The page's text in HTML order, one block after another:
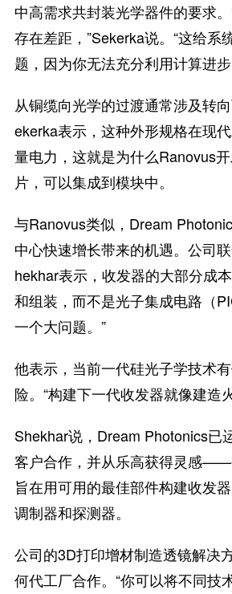
中高需求共封装光学器件的要求
存在差距，”Sekerka说。“这给系
题，因为你无法充分利用计算进
从铜缆向光学的过渡通常涉及转
ekerka表示，这种外形规格在现
量电力，这就是为什么Ranovus
片，可以集成到模块中。
与Ranovus类似，Dream
中心快速增长带来的机遇。公司
hekhar表示，收发器的大部分成
和组装，而不是光子集成电路（
一个大问题。”
他表示，当前一代硅光子学技术
险。“构建下一代收发器就像建造
Shekhar说，Dream Photonics已
客户合作，并从乐高获得灵感
旨在用可用的最佳部件构建收发器
调制器和探测器。
公司的3D打印增材制造透镜解决
何代工厂合作。“你可以将不同技